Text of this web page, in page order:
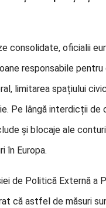
consolidate, oficialii
responsabile
limitarea spațiului
Pe lângă interdicții de
și blocaje ale
în Europa.
de Politică Externă a
că astfel de măsuri